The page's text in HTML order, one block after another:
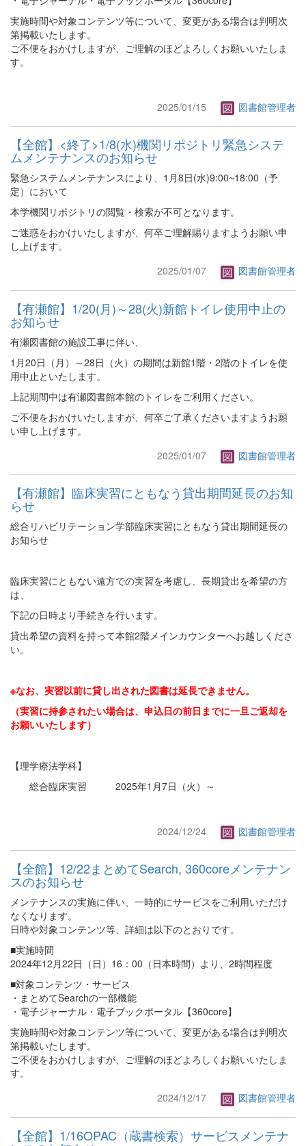
実施時間や対象コンテンツ等について、変更がある場合は判明次
第掲載いたします。
ご不便をおかけしますが、ご理解のほどよろしくお願いいたしま
す。
2025/01/15 図書館管理者
【全館】<終了>1/8(水)機関リポジトリ緊急システ
ムメンテナンスのお知らせ
緊急システムメンテナンスにより、1月8日(水)9:00~18:00（予
定）において
本学機関リポジトリの閲覧・検索が不可となります。
ご迷惑をおかけいたしますが、何卒ご理解賜りますようお願い申
し上げます。
2025/01/07
図書館管理者
【有瀬館】1/20(月)～28(火)新館トイレ使用中止の
お知らせ
有瀬図書館の施設工事に伴い、
1月20日（月）～28日（火）の期間は新館1階・2階のトイレを使
用中止といたします。
上記期間中は有瀬図書館本館のトイレをご利用ください。
ご不便をおかけいたしますが、何卒ご了承くださいますようお願
い申し上げます。
2025/01/07
図書館管理者
【有瀬館】臨床実習にともなう貸出期間延長のお知
らせ
総合リハビリテーション学部臨床実習にともなう貸出期間延長の
お知らせ
臨床実習にともない遠方での実習を考慮し、長期貸出を希望の方
は、
下記の日時より手続きを行います。
貸出希望の資料を持って本館2階メインカウンターへお越しくださ
い。
※なお、実習以前に貸し出された図書は延長できません。
（実習に持参されたい場合は、申込日の前日までに一旦ご返却を
お願いいたします）
【理学療法学科】
総合臨床実習 2025年1月7日（火）～
2024/12/24 図書館管理者
【全館】12/22まとめてSearch, 360coreメンテナン
スのお知らせ
メンテナンスの実施に伴い、一時的にサービスをご利用いただけ
なくなります。
日時や対象コンテンツ等、詳細は以下のとおりです。
■実施時間
2024年12月22日（日）16：00（日本時間）より、2時間程度
■対象コンテンツ・サービス
・まとめてSearchの一部機能
・電子ジャーナル・電子ブックポータル【360core】
実施時間や対象コンテンツ等について、変更がある場合は判明次
第掲載いたします。
ご不便をおかけしますが、ご理解のほどよろしくお願いいたしま
す。
2024/12/17
図書館管理者
【全館】1/16OPAC（蔵書検索）サービスメンテナ